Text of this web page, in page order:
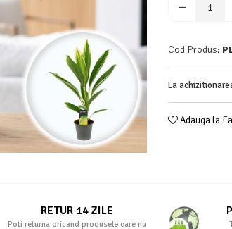
Cod Produs:
La
Adauga la
RETUR 14 ZILE
Poti returna oricand produsele care nu